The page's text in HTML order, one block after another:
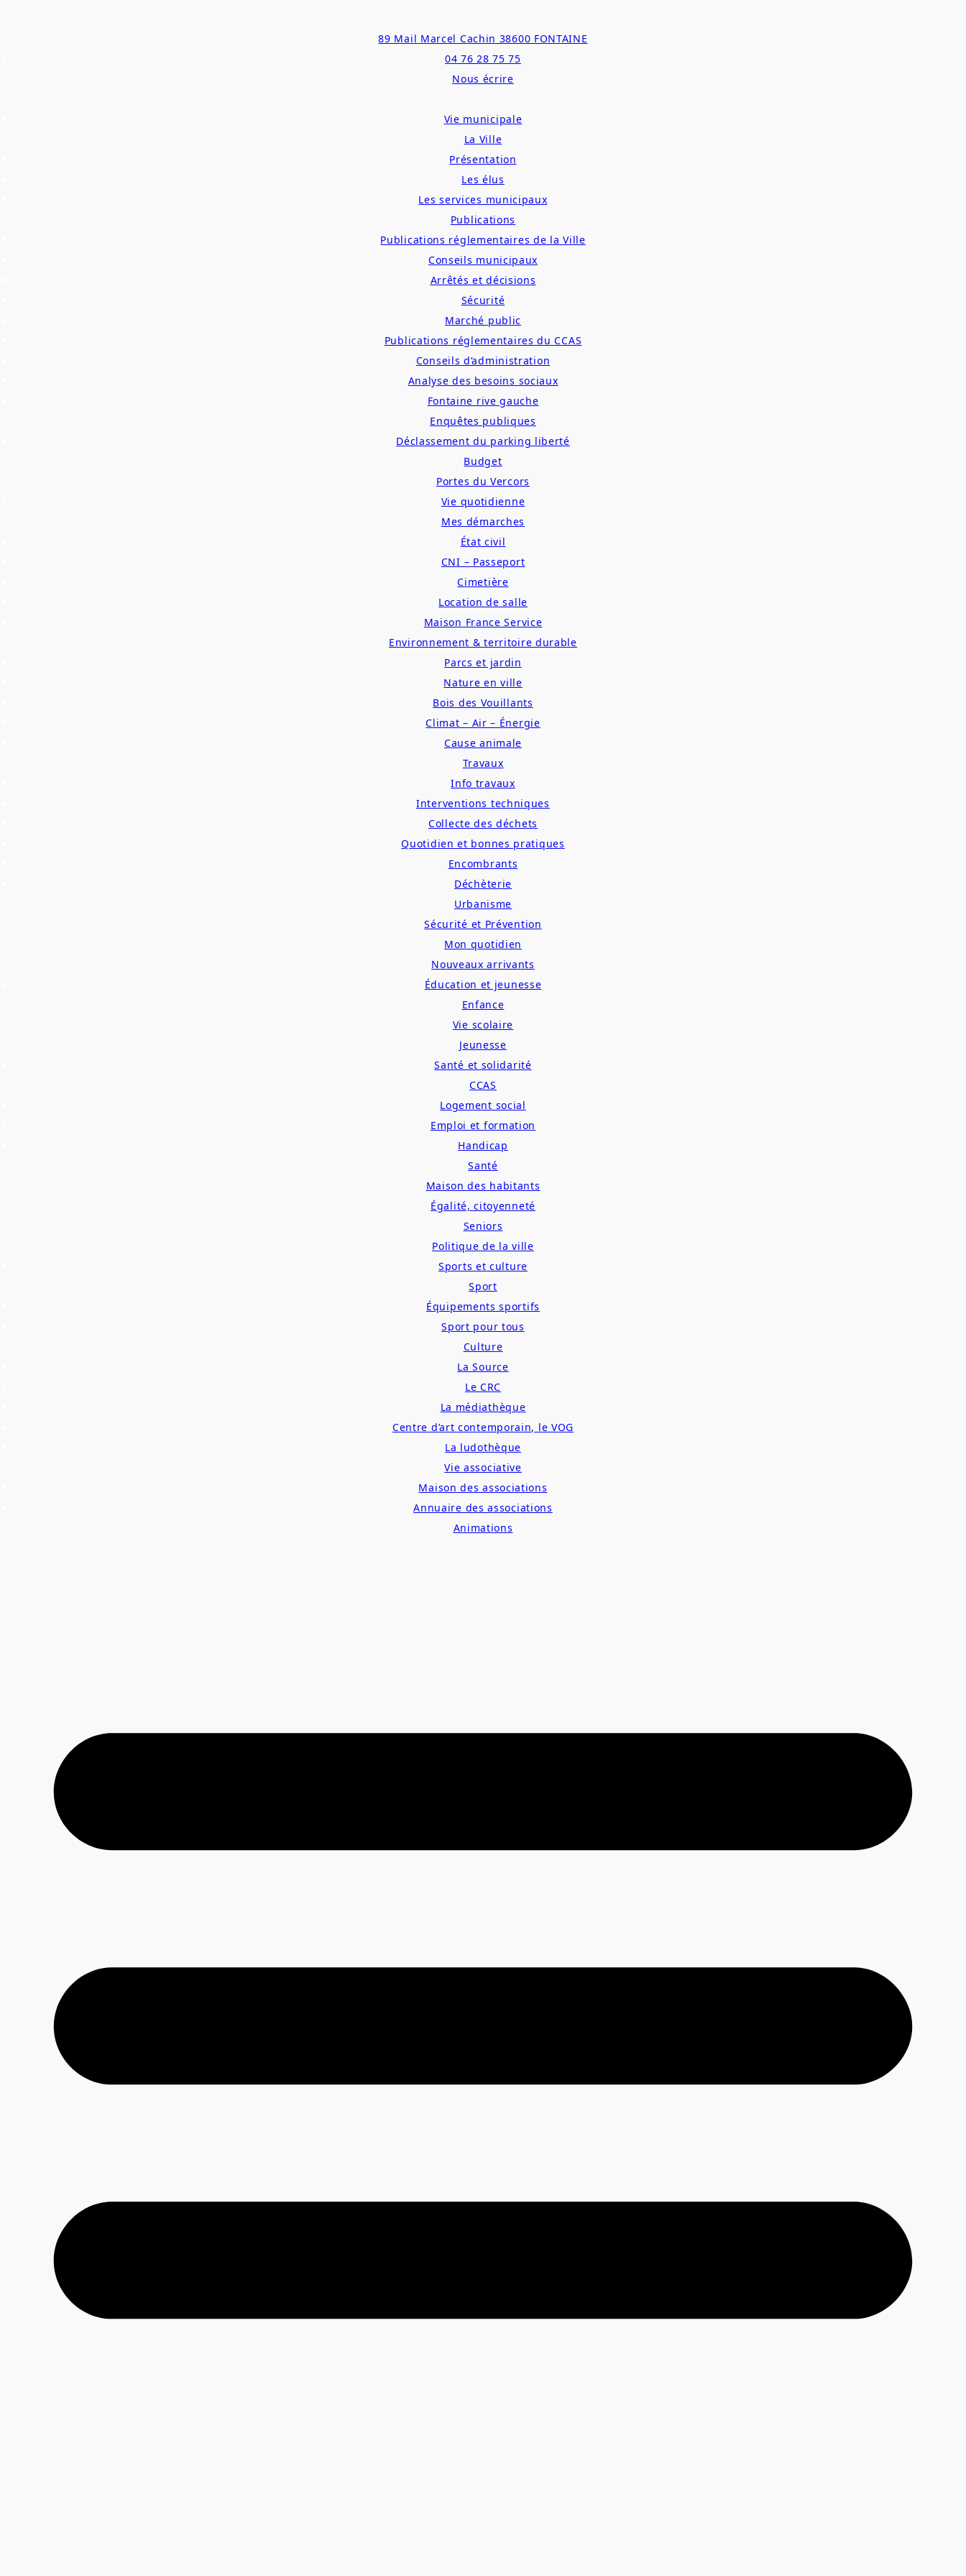
Aller
au
contenu
89 Mail Marcel Cachin 38600 FONTAINE
04 76 28 75 75
Nous écrire
Vie municipale
La Ville
Présentation
Les élus
Les services municipaux
Publications
Publications réglementaires de la Ville
Conseils municipaux
Arrêtés et décisions
Sécurité
Marché public
Publications réglementaires du CCAS
Conseils d’administration
Analyse des besoins sociaux
Fontaine rive gauche
Enquêtes publiques
Déclassement du parking liberté
Budget
Portes du Vercors
Vie quotidienne
Mes démarches
État civil
CNI – Passeport
Cimetière
Location de salle
Maison France Service
Environnement & territoire durable
Parcs et jardin
Nature en ville
Bois des Vouillants
Climat – Air – Énergie
Cause animale
Travaux
Info travaux
Interventions techniques
Collecte des déchets
Quotidien et bonnes pratiques
Encombrants
Déchèterie
Urbanisme
Sécurité et Prévention
Mon quotidien
Nouveaux arrivants
Éducation et jeunesse
Enfance
Vie scolaire
Jeunesse
Santé et solidarité
CCAS
Logement social
Emploi et formation
Handicap
Santé
Maison des habitants
Égalité, citoyenneté
Seniors
Politique de la ville
Sports et culture
Sport
Équipements sportifs
Sport pour tous
Culture
La Source
Le CRC
La médiathèque
Centre d’art contemporain, le VOG
La ludothèque
Vie associative
Maison des associations
Annuaire des associations
Animations